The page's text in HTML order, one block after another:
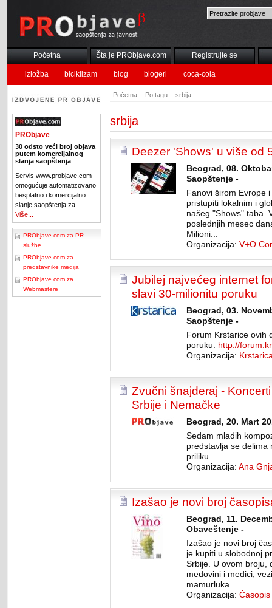
Početna Šta je PRObjave.com Registrujte se
izložba biciklizam blog blogeri coca-cola
Početna Po tagu srbija
srbija
Deezer 'Shows' u više od
Beograd, 08.
Saopštenje -
Fanovi širom Evrope
pristupiti lokalnim i
našeg "Shows" taba.
poslednjih mesec
Milioni...
Organizacija: V+O
Jubilej najvećeg internet
slavi 30-milionitu poruku
Beograd, 03.
Saopštenje -
Forum Krstarice ovih
poruku: http://
Organizacija:
Zvučni šnajderaj -
Srbije i Nemačke
Beograd, 20. Mart
Sedam mladih
predstavlja se delima
priliku.
Organizacija: Ana
Izašao je novi broj
Beograd, 11.
Obaveštenje -
Izašao je novi broj
je kupiti u slobodnoj
Srbije. U ovom broju,
medovini i medici,
mamurluka...
Organizacija: Časopis
PRObjave
30 odsto veći broj objava
putem komercijalnog
slanja saopštenja
Servis www.probjave.com
omogućuje automatizovano
besplatno i komercijalno
slanje saopštenja za...
Više...
PRObjave.com za PR
službe
PRObjave.com za
predstavnike medija
PRObjave.com za
Webmastere